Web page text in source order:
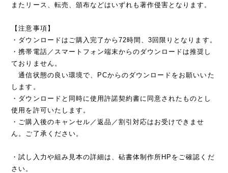
またリース、転売、頒布などはいずれも著作侵害となります。
【注意事項】
・ダウンロードはご購入完了から72時間、3回限りとなります。
・携帯電話／スマートフォン端末からのダウンロードは推奨し
ておりません。
通信状態の良い環境で、PCからのダウンロードをお願いいた
します。
・ダウンロードと同時に使用許諾契約書に同意されたものとし
使用を許可いたします。
・ご購入後のキャンセル／返品／割引対応はお受けできませ
ん。ご了承ください。
・試し入力や組み見本の詳細は、砧書体制作所HPをご確認くだ
さい。